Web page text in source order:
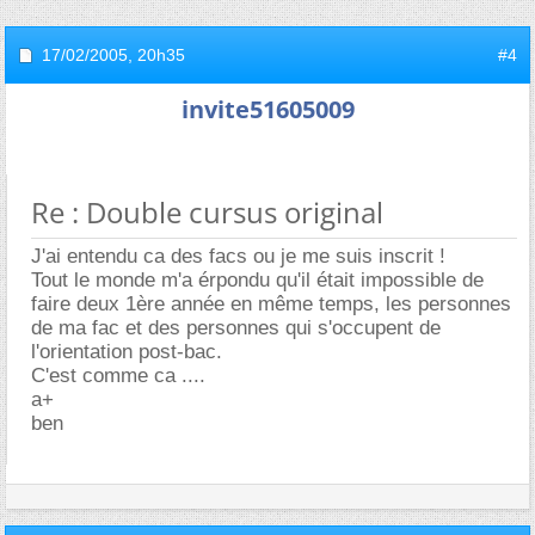
17/02/2005, 20h35 #4
invite51605009
Re : Double cursus original
J'ai entendu ca des facs ou je me suis inscrit !
Tout le monde m'a érpondu qu'il était impossible de
faire deux 1ère année en même temps, les personnes
de ma fac et des personnes qui s'occupent de
l'orientation post-bac.
C'est comme ca ....
a+
ben